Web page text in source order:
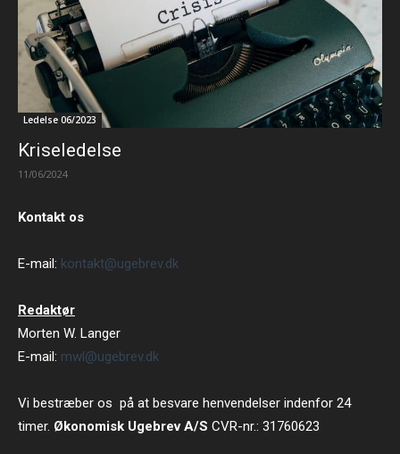
Ledelse 06/2023
Kriseledelse
11/06/2024
Kontakt os
E-mail: kontakt@ugebrev.dk
Redaktør
Morten W. Langer
E-mail: mwl@ugebrev.dk
Vi bestræber os på at besvare henvendelser indenfor 24
timer. Økonomisk Ugebrev A/S CVR-nr.: 31760623